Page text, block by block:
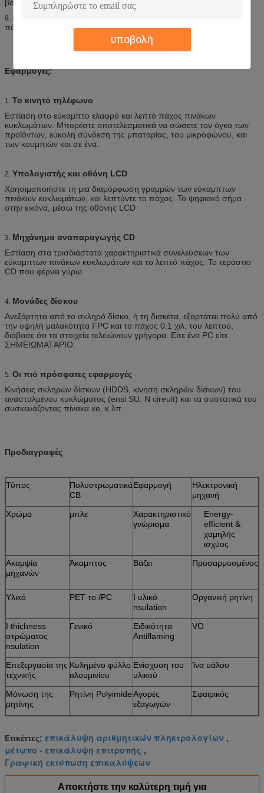
υποβολή
βάθους: 13mm
9. Β κομμένος: Γωνία: 30 βαθμοί, 35 βαθμοί, 45 βαθμοί βάθους:
πάχος 2/3 ελάχιστο μέγεθος: 80mm * 80mm
Εφαρμογές:
1. Το κινητό τηλέφωνο
Εστίαση στο εύκαμπτο ελαφρύ και λεπτό πάχος πινάκων
κυκλωμάτων. Μπορέστε αποτελεσματικά να σώσετε τον όγκο των
προϊόντων, εύκολη σύνδεση της μπαταρίας, του μικροφώνου, και
των κουμπιών και σε ένα.
2. Υπολογιστής και οθόνη LCD
Χρησιμοποιήστε τη μια διαμόρφωση γραμμών των εύκαμπτων
πινάκων κυκλωμάτων, και λεπτύντε το πάχος. Το ψηφιακό σήμα
στην εικόνα, μέσω της οθόνης LCD
3. Μηχάνημα αναπαραγωγής CD
Εστίαση στα τρισδιάστατα χαρακτηριστικά συνελεύσεων των
εύκαμπτων πινάκων κυκλωμάτων και το λεπτό πάχος. Το τεράστιο
CD που φέρνει γύρω
4. Μονάδες δίσκου
Ανεξάρτητα από το σκληρό δίσκο, ή τη δισκέτα, εξαρτάται πολύ από
την υψηλή μαλακότητα FPC και το πάχος 0.1 χιλ. του λεπτού,
διάβασε ότι τα στοιχεία τελειώνουν γρήγορα. Είτε ένα PC είτε
ΣΗΜΕΙΩΜΑΤΆΡΙΟ.
5. Οι πιό πρόσφατες εφαρμογές
Κινήσεις σκληρών δίσκων (HDDS, κίνηση σκληρών δίσκων) του
ανασταλμένου κυκλώματος (ensi SU. Ν cireuit) και τα συστατικά του
συσκευάζοντας πίνακα xe, κ.λπ.
Προδιαγραφές
Τύπος
Πολυστρωματικά
CB
Εφαρμογή
Ηλεκτρονική
μηχανή
Χρώμα
μπλε
Χαρακτηριστικό
γνώρισμα
Energy-
efficient &
χαμηλής
ισχύος
Ακαμψία
μηχανών
Άκαμπτος Βάζει Προσαρμοσμένος
Υλικό PET το /PC
Ι υλικό
nsulation
Οργανική ρητίνη
Ι thichness
στρώματος
nsulation
Γενικό
Ειδικότητα
Antiflaming
VO
Επεξεργασία της
τεχνικής
Κυλημένο φύλλο
αλουμινίου
Ενίσχυση του
υλικού
Ίνα υάλου
Μόνωση της
ρητίνης
Ρητίνη PolyimideΑγορές
εξαγωγών
Σφαιρικός
Ετικέττες: επικάλυψη αριθμητικών πληκτρολογίων ,
μέτωπο - επικάλυψη επιτροπής ,
Γραφική εκτύπωση επικαλύψεων
Αποκτήστε την καλύτερη τιμή για